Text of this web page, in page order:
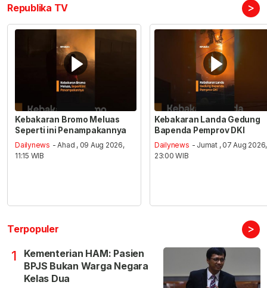
Republika TV >
Kebakaran Bromo Meluas
Seperti ini Penampakannya
Dailynews - Ahad , 09 Aug 2026,
11:15 WIB
Kebakaran Landa Gedung
Bapenda Pemprov DKI
Dailynews - Jumat , 07 Aug 2026,
23:00 WIB
Terpopuler >
1
Kementerian HAM: Pasien
BPJS Bukan Warga Negara
Kelas Dua